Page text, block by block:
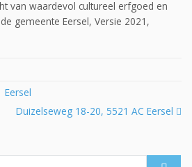
van waardevol cultureel erfgoed en
gemeente Eersel, Versie 2021,
Duizelseweg 18-20, 5521 AC Eersel